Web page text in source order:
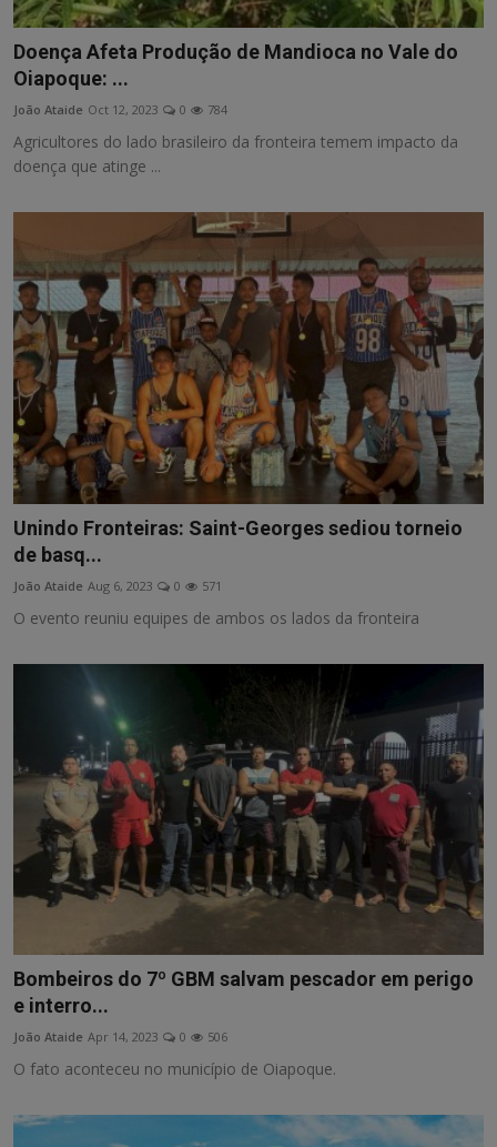
Doença Afeta Produção de Mandioca no Vale do
Oiapoque: ...
João Ataide Oct 12, 2023 0 784
Agricultores do lado brasileiro da fronteira temem impacto da
doença que atinge ...
Unindo Fronteiras: Saint-Georges sediou torneio
de basq...
João Ataide Aug 6, 2023 0 571
O evento reuniu equipes de ambos os lados da fronteira
Bombeiros do 7º GBM salvam pescador em perigo
e interro...
João Ataide Apr 14, 2023 0 506
O fato aconteceu no município de Oiapoque.